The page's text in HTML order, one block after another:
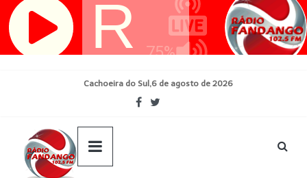
Pular
para
Cachoeira do Sul,6 de agosto de 2026